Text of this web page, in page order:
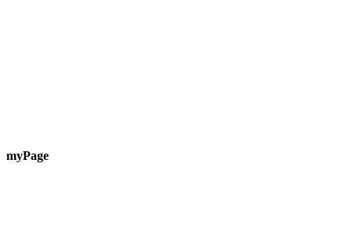
myPage